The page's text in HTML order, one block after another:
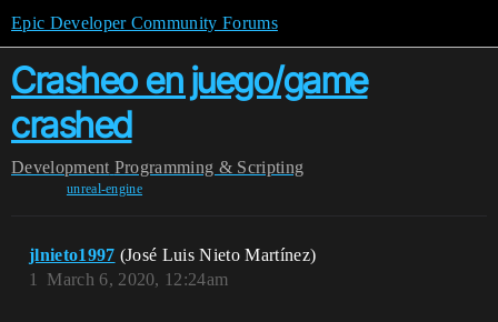
Epic Developer Community Forums
Crasheo en juego/game
crashed
Development Programming & Scripting
unreal-engine
jlnieto1997 (José Luis Nieto Martínez)
March 6, 2020, 12:24am
1